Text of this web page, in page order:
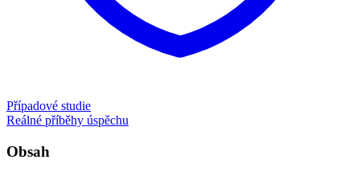
Případové studie
Reálné příběhy úspěchu
Obsah